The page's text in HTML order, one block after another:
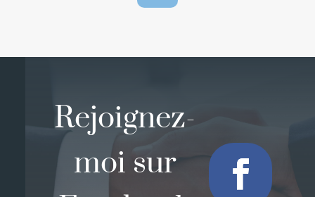
Rejoignez-
moi sur